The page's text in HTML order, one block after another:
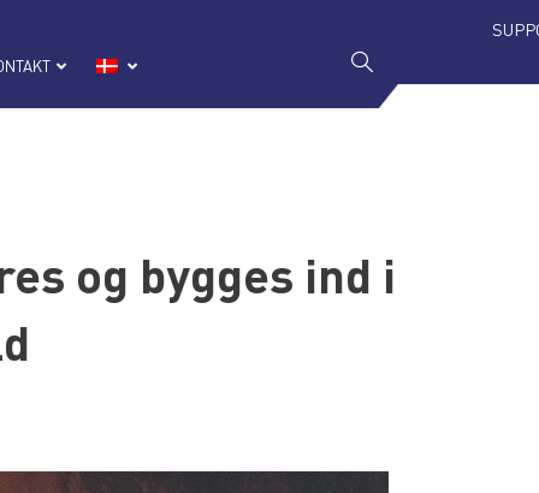
og bygges ind i